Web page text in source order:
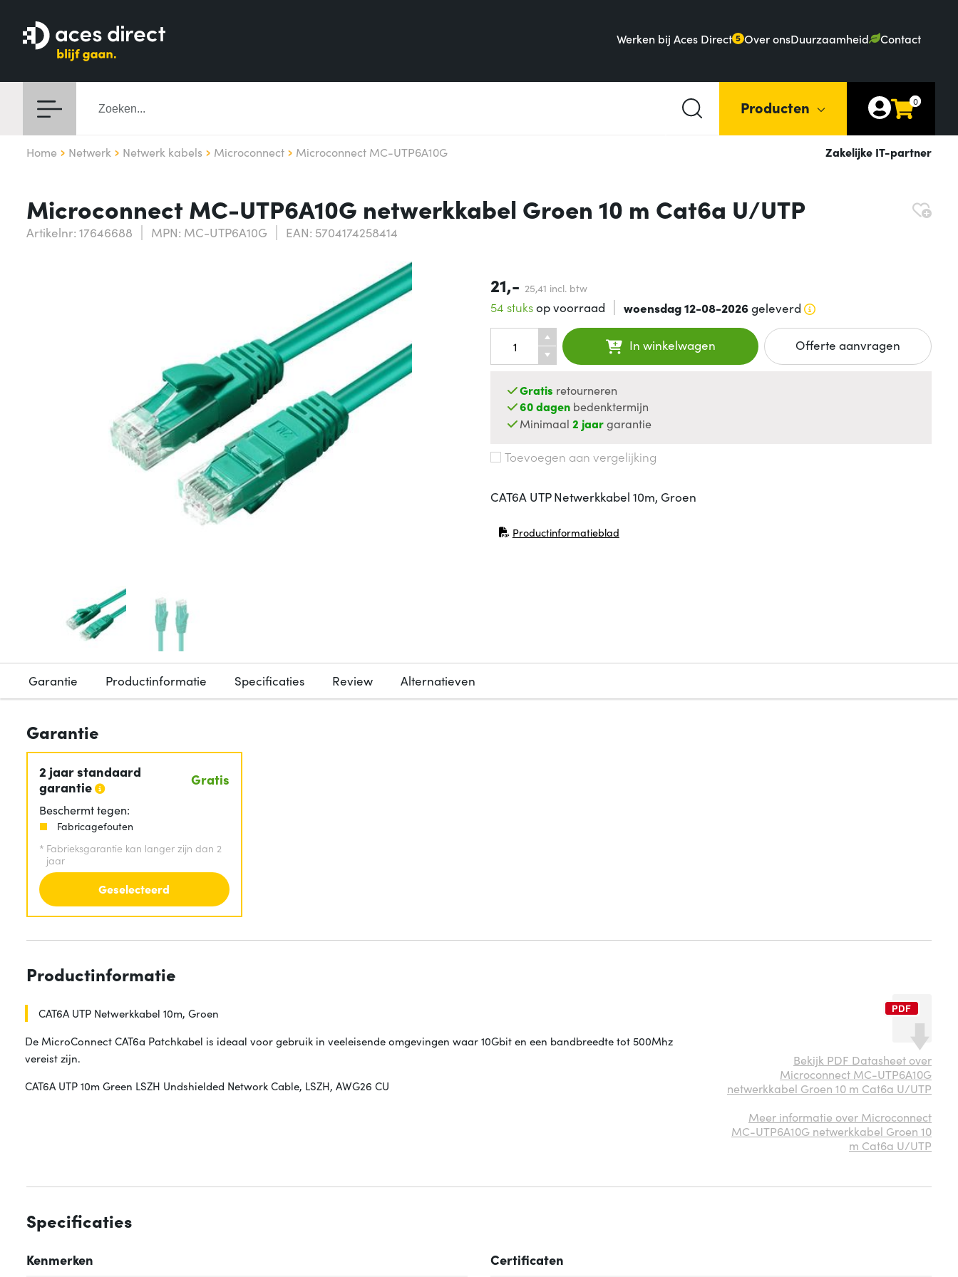
Werken bij Aces Direct 5 Over onsDuurzaamheid Contact
Producten 0
Home Netwerk Netwerk kabels Microconnect Microconnect MC-UTP6A10G Zakelijke IT-partner
Microconnect MC-UTP6A10G netwerkkabel Groen 10 m Cat6a U/UTP
Artikelnr: 17646688 MPN: MC-UTP6A10G EAN: 5704174258414
21,- 25,41 incl. btw
54 stuksop voorraad woensdag 12-08-2026geleverd
In winkelwagen Offerte aanvragen
Gratis retourneren
60 dagen bedenktermijn
Minimaal2 jaargarantie
Toevoegen aan vergelijking
CAT6A UTP Netwerkkabel 10m, Groen
Productinformatieblad
(opent in nieuw venster)
Garantie Productinformatie Specificaties Review Alternatieven
Garantie
2 jaar standaard
garantie
Gratis
Beschermt tegen:
Fabricagefouten
* Fabrieksgarantie kan langer zijn dan 2
jaar
Geselecteerd
Productinformatie
CAT6A UTP Netwerkkabel 10m, Groen
De MicroConnect CAT6a Patchkabel is ideaal voor gebruik in veeleisende omgevingen waar 10Gbit en een bandbreedte tot 500Mhz
vereist zijn.
CAT6A UTP 10m Green LSZH Undshielded Network Cable, LSZH, AWG26 CU
Bekijk PDF Datasheet over
Microconnect MC-UTP6A10G
netwerkkabel Groen 10 m Cat6a U/UTP
Meer informatie over Microconnect
MC-UTP6A10G netwerkkabel Groen 10
m Cat6a U/UTP
Specificaties
Kenmerken Certificaten